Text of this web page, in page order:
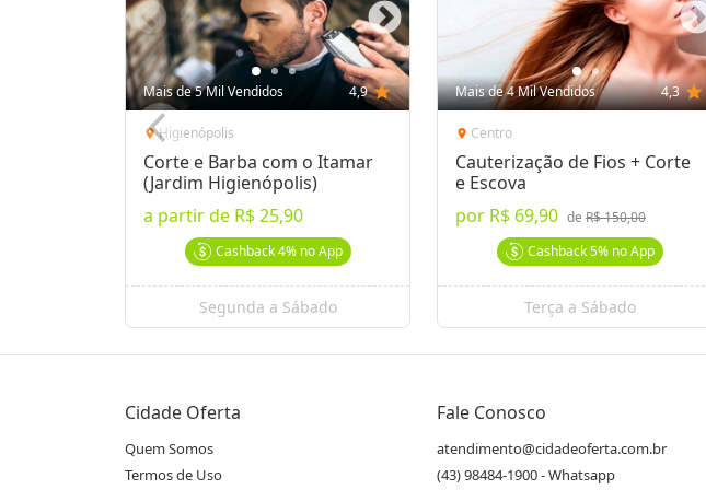
Mais de 5 Mil Vendidos 4,9 star
location_onHigienópolis
Corte e Barba com o Itamar
(Jardim Higienópolis)
a partir de R$ 25,90
Cashback4%no App
Segunda a Sábado
Mais de 4 Mil Vendidos 4,3 star
location_on Centro
Cauterização de Fios + Corte
e Escova
por R$ 69,90 deR$ 150,00
Cashback5%no App
Terça a Sábado
Cidade Oferta
Quem Somos
Termos de Uso
Fale Conosco
atendimento@cidadeoferta.com.br
(43) 98484-1900 - Whatsapp